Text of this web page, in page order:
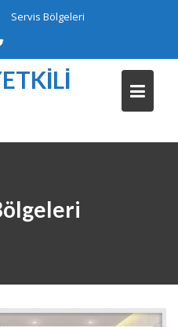
Servis Bölgeleri